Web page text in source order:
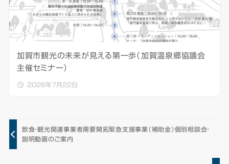
加賀市観光の未来が見える第一歩（加賀温泉郷協議会
主催セミナー）
2026年7月22日
飲食・観光関連事業者需要開拓緊急支援事業（補助金）個別相談会・
説明動画のご案内